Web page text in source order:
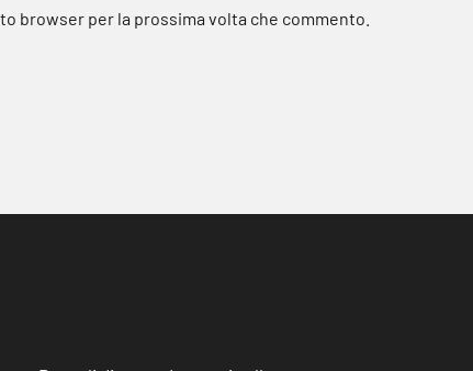
browser per la prossima volta che commento.